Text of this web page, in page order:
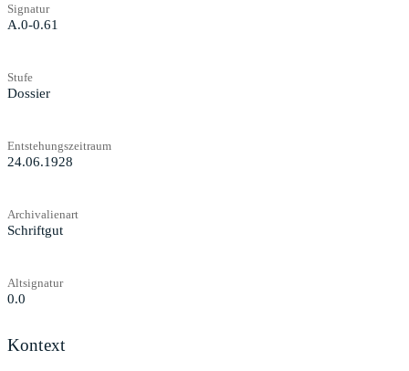
Signatur
A.0-0.61
Stufe
Dossier
Entstehungszeitraum
24.06.1928
Archivalienart
Schriftgut
Altsignatur
0.0
Kontext